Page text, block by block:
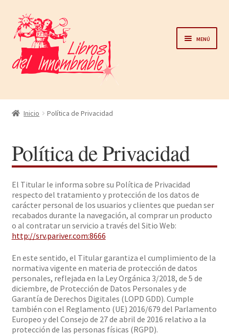
navegación
al
contenido
Menú
Home
Noticias
Autores
Sobre nosotros
Contacto
Inicio Política de Privacidad
Política de Privacidad
El Titular le informa sobre su Política de Privacidad
respecto del tratamiento y protección de los datos de
carácter personal de los usuarios y clientes que puedan ser
recabados durante la navegación, al comprar un producto
o al contratar un servicio a través del Sitio Web:
http://srv.pariver.com:8666
En este sentido, el Titular garantiza el cumplimiento de la
normativa vigente en materia de protección de datos
personales, reflejada en la Ley Orgánica 3/2018, de 5 de
diciembre, de Protección de Datos Personales y de
Garantía de Derechos Digitales (LOPD GDD). Cumple
también con el Reglamento (UE) 2016/679 del Parlamento
Europeo y del Consejo de 27 de abril de 2016 relativo a la
protección de las personas físicas (RGPD).